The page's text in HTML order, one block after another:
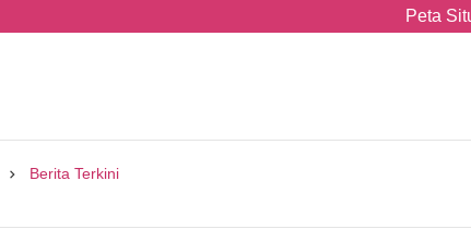
Peta
Berita Terkini